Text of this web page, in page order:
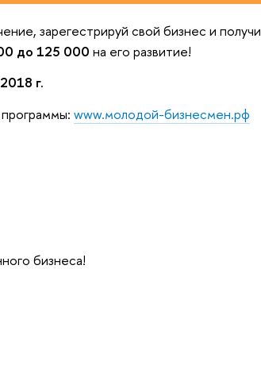
зарегестрируй свой бизнес и получи
до 125 000 на его развитие!
г.
www.молодой-бизнесмен.рф
бизнеса!